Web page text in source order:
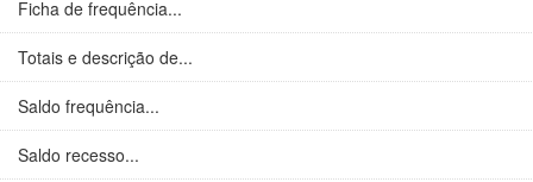
Ficha de frequência...
Totais e descrição de...
Saldo frequência...
Saldo recesso...